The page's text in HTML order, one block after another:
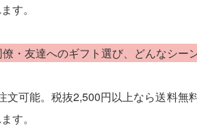
す。
・友達へのギフト選び、どんなシー
文可能。税抜2,500円以上なら送料無
す。